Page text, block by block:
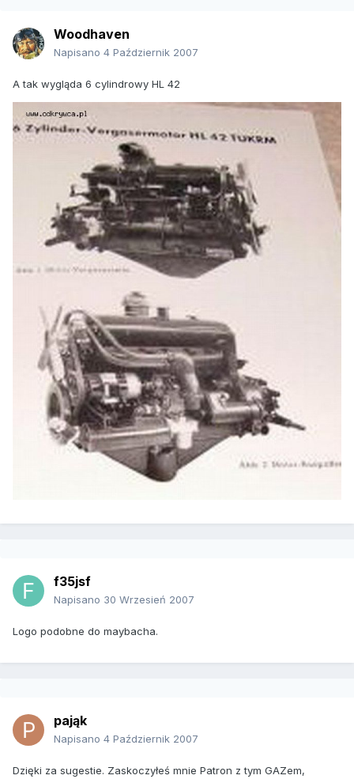
Woodhaven
Napisano 4 Październik 2007
A tak wygląda 6 cylindrowy HL 42
f35jsf
Napisano 30 Wrzesień 2007
Logo podobne do maybacha.
pająk
Napisano 4 Październik 2007
Dzięki za sugestie. Zaskoczyłeś mnie Patron z tym GAZem,